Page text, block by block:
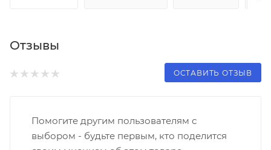
Отзывы
ОСТАВИТЬ ОТЗЫВ
Помогите другим пользователям с
выбором - будьте первым, кто поделится